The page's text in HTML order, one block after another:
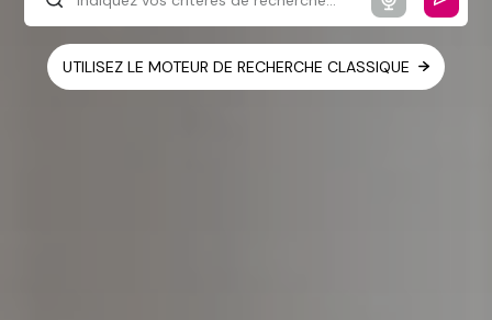
UTILISEZ LE MOTEUR DE RECHERCHE CLASSIQUE